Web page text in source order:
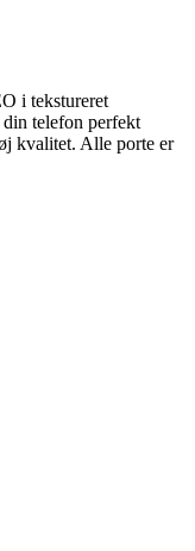
i tekstureret
telefon perfekt
kvalitet. Alle porte er